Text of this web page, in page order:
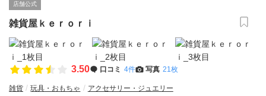
店舗公式
雑貨屋ｋｅｒｏｒｉ
3.50 口コミ 4件 写真 21枚
雑貨 玩具・おもちゃ アクセサリー・ジュエリー